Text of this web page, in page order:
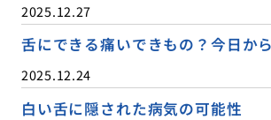
2025.12.27
舌にできる痛いできもの？今日か
2025.12.24
白い舌に隠された病気の可能性